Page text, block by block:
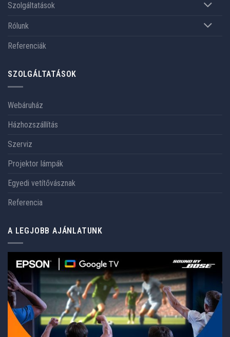
Szolgáltatások
Rólunk
Referenciák
SZOLGÁLTATÁSOK
Webáruház
Házhozszállítás
Szerviz
Projektor lámpák
Egyedi vetítővásznak
Referencia
A LEGJOBB AJÁNLATUNK